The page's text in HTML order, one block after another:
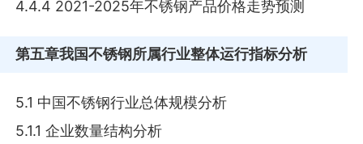
4.4.4 2021-2025年不锈钢产品价格走势预测
第五章我国不锈钢所属行业整体运行指标分析
5.1 中国不锈钢行业总体规模分析
5.1.1 企业数量结构分析